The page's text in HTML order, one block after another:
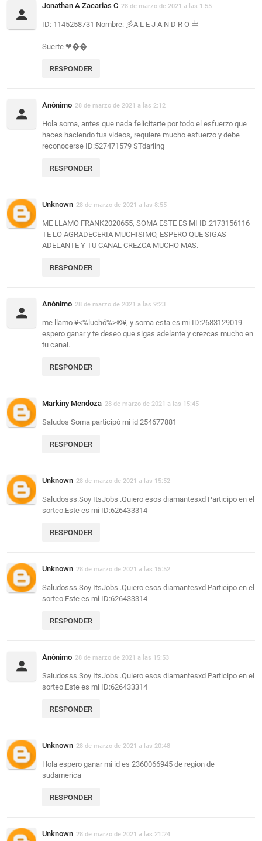
Jonathan A Zacarias C 28 de marzo de 2021 a las 1:55
ID: 1145258731 Nombre: 彡A L E J A N D R O 亗
Suerte ❤��
RESPONDER
Anónimo 28 de marzo de 2021 a las 2:12
Hola soma, antes que nada felicitarte por todo el esfuerzo que
haces haciendo tus videos, requiere mucho esfuerzo y debe
reconocerse ID:527471579 STdarling
RESPONDER
Unknown 28 de marzo de 2021 a las 8:55
ME LLAMO FRANK2020655, SOMA ESTE ES MI ID:2173156116
TE LO AGRADECERIA MUCHISIMO, ESPERO QUE SIGAS
ADELANTE Y TU CANAL CREZCA MUCHO MAS.
RESPONDER
Anónimo 28 de marzo de 2021 a las 9:23
me llamo ¥<%luchó%>®¥, y soma esta es mi ID:2683129019
espero ganar y te deseo que sigas adelante y crezcas mucho en
tu canal.
RESPONDER
Markiny Mendoza 28 de marzo de 2021 a las 15:45
Saludos Soma participó mi id 254677881
RESPONDER
Unknown 28 de marzo de 2021 a las 15:52
Saludosss.Soy ItsJobs .Quiero esos diamantesxd Participo en el
sorteo.Este es mi ID:626433314
RESPONDER
Unknown 28 de marzo de 2021 a las 15:52
Saludosss.Soy ItsJobs .Quiero esos diamantesxd Participo en el
sorteo.Este es mi ID:626433314
RESPONDER
Anónimo 28 de marzo de 2021 a las 15:53
Saludosss.Soy ItsJobs .Quiero esos diamantesxd Participo en el
sorteo.Este es mi ID:626433314
RESPONDER
Unknown 28 de marzo de 2021 a las 20:48
Hola espero ganar mi id es 2360066945 de region de
sudamerica
RESPONDER
Unknown 28 de marzo de 2021 a las 21:24